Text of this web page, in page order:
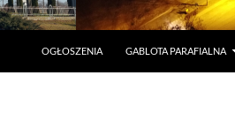
OGŁOSZENIA
GABLOTA PARAFIALNA